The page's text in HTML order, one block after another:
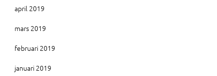
april 2019
mars 2019
februari 2019
januari 2019